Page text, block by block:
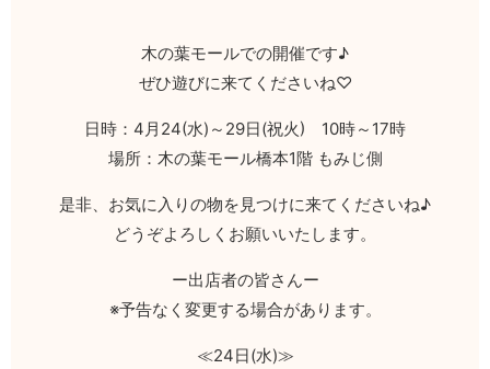
木の葉モールでの開催です♪
ぜひ遊びに来てくださいね♡
日時：4月24(水)～29日(祝火) 10時～17時
場所：木の葉モール橋本1階 もみじ側
是非、お気に入りの物を見つけに来てくださいね♪
どうぞよろしくお願いいたします。
ー出店者の皆さんー
※予告なく変更する場合があります。
≪24日(水)≫